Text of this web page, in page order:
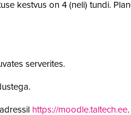
kestvus on 4 (neli) tundi.
serverites.
https://moodle.taltech.ee